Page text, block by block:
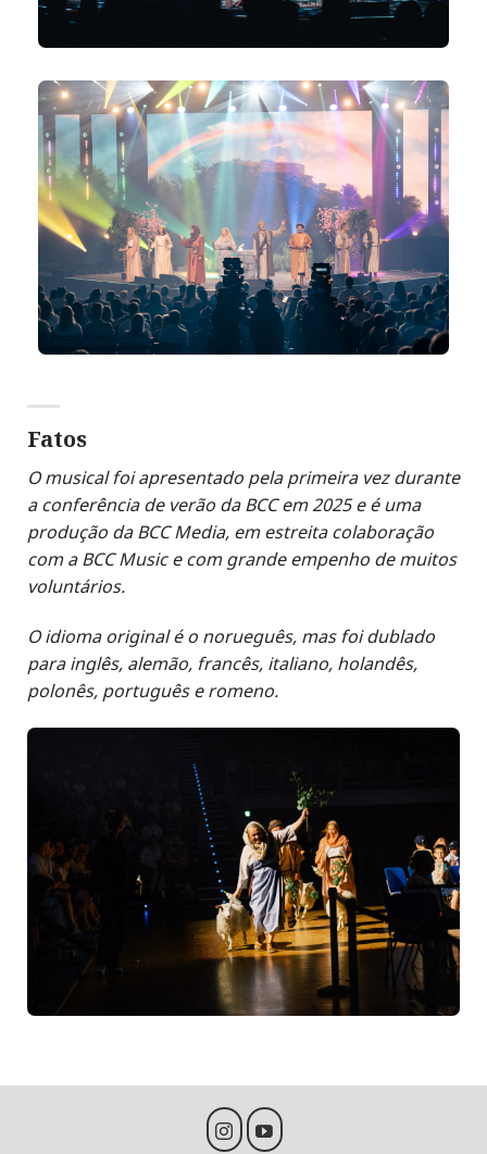
Fatos
O musical foi apresentado pela primeira vez durante
a conferência de verão da BCC em 2025 e é uma
produção da BCC Media, em estreita colaboração
com a BCC Music e com grande empenho de muitos
voluntários.
O idioma original é o norueguês, mas foi dublado
para inglês, alemão, francês, italiano, holandês,
polonês, português e romeno.